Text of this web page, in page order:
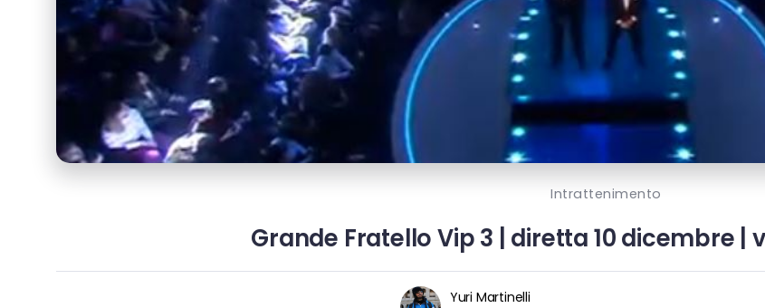
Intrattenimento
Grande Fratello Vip 3 | diretta 10 dicembre |
Yuri Martinelli